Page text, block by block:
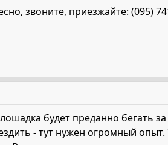
звоните, приезжайте: (095)
будет преданно бегать
- тут нужен огромный опыт.